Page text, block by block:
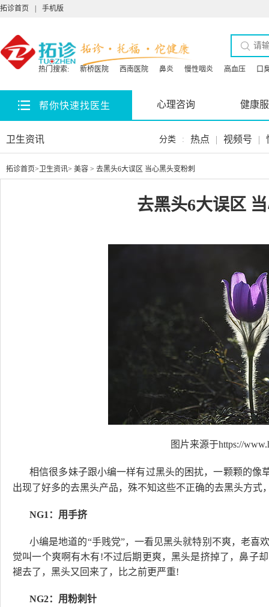
拓诊首页 手机版
热门搜索: 新桥医院 西南医院 鼻炎 慢性咽炎 高血压 口
帮你快速找医生 心理咨询 健康
卫生资讯 分类 : 热点 | 视频号 |
拓诊首页> 卫生资讯> 美容 > 去黑头6大误区 当心黑头变粉刺
去黑头6大误区
图片来源于https://
相信很多妹子跟小编一样有过黑头的困扰，一颗颗的像
出现了好多的去黑头产品，殊不知这些不正确的去黑头方式
NG1：用手挤
小编是地道的“手贱党”，一看见黑头就特别不爽，老喜
觉叫一个爽啊有木有!不过后期更爽，黑头是挤掉了，鼻子
褪去了，黑头又回来了，比之前更严重!
NG2：用粉刺针